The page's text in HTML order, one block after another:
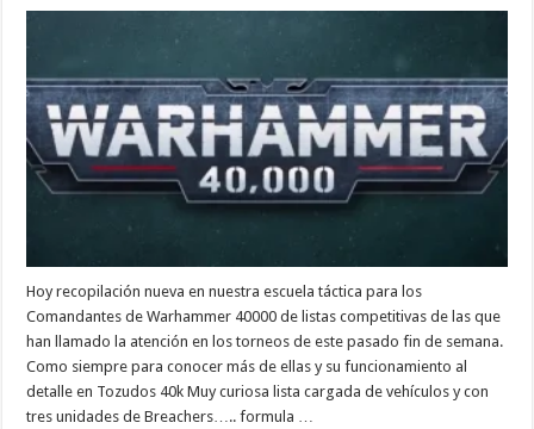
Hoy recopilación nueva en nuestra escuela táctica para los
Comandantes de Warhammer 40000 de listas competitivas de las que
han llamado la atención en los torneos de este pasado fin de semana.
Como siempre para conocer más de ellas y su funcionamiento al
detalle en Tozudos 40k Muy curiosa lista cargada de vehículos y con
tres unidades de Breachers….. formula …